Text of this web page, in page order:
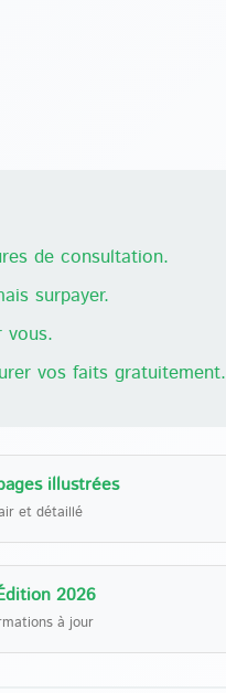
de consultation.
surpayer.
vous.
vos faits gratuitement.
illustrées
et détaillé
2026
à jour